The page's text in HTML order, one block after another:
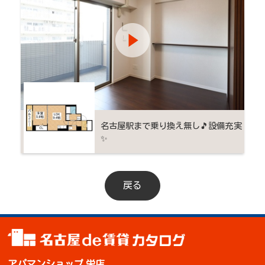
名古屋駅まで乗り換え無し🎵設備充実
✨
戻る